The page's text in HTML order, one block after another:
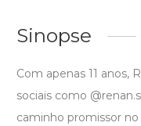
Sinopse
Com apenas 11 anos,
sociais como
caminho promissor